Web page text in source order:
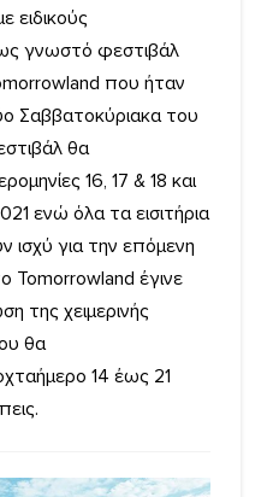
ειδικούς
γνωστό φεστιβάλ
που ήταν
Σαββατοκύριακα του
θα
16, 17 & 18 και
ενώ όλα τα εισιτήρια
ισχύ για την επόμενη
Tomorrowland έγινε
της χειμερινής
θα
14 έως 21